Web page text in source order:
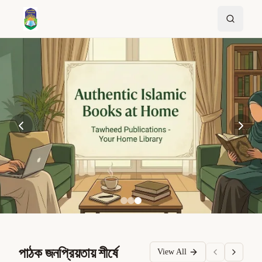
পাঠক জনপ্রিয়তায় শীর্ষে View All